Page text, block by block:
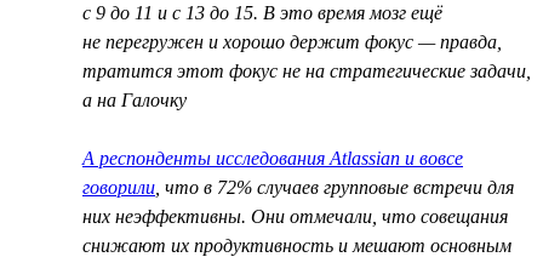
с 9 до 11 и с 13 до 15. В это время мозг ещё
не перегружен и хорошо держит фокус — правда,
тратится этот фокус не на стратегические задачи,
а на Галочку
А респонденты исследования Atlassian и вовсе
говорили , что в 72% случаев групповые встречи для
них неэффективны. Они отмечали, что совещания
снижают их продуктивность и мешают основным